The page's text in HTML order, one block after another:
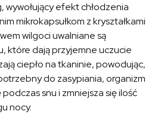
wywołujący efekt chłodzenia
mikrokapsułkom z kryształkami
wilgoci uwalniane są
które dają przyjemne uczucie
ciepło na tkaninie, powodując,
do zasypiania, organizm
snu i zmniejsza się ilość
nocy.